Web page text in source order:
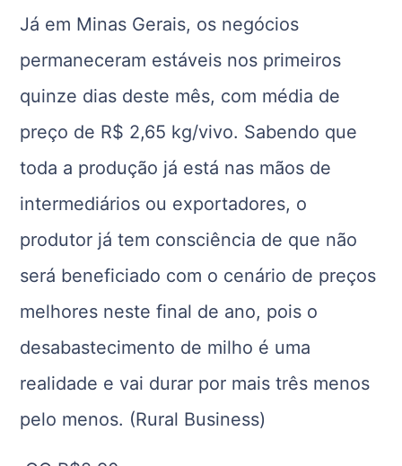
Já em Minas Gerais, os negócios
permaneceram estáveis nos primeiros
quinze dias deste mês, com média de
preço de R$ 2,65 kg/vivo. Sabendo que
toda a produção já está nas mãos de
intermediários ou exportadores, o
produtor já tem consciência de que não
será beneficiado com o cenário de preços
melhores neste final de ano, pois o
desabastecimento de milho é uma
realidade e vai durar por mais três menos
pelo menos. (Rural Business)